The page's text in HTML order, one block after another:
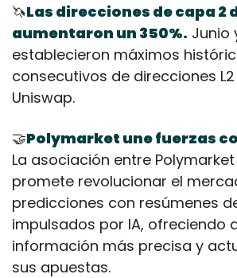
🦄Las direcciones de capa 2
aumentaron un 350%. Junio
establecieron máximos
consecutivos de direcciones
Uniswap.
🤝Polymarket une fuerzas
La asociación entre
promete revolucionar el
predicciones con resúmenes
impulsados por IA, ofreciendo
información más precisa y
sus apuestas.